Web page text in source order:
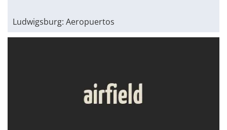
Ludwigsburg: Aeropuertos